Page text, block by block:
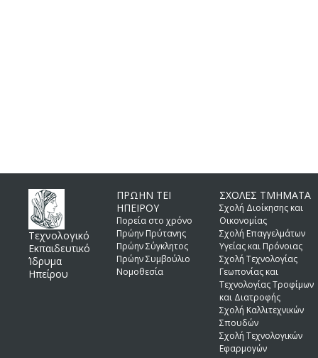
Τεχνολογικό
Εκπαιδευτικό
Ίδρυμα
Ηπείρου
ΠΡΩΗΝ ΤΕΙ
ΗΠΕΙΡΟΥ
Πορεία στο χρόνο
Πρώην Πρύτανης
Πρώην Σύγκλητος
Πρώην Συμβούλιο
Νομοθεσία
ΣΧΟΛΕΣ ΤΜΗΜΑΤΑ
Σχολή Διοίκησης και
Οικονομίας
Σχολή Επαγγελμάτων
Υγείας και Πρόνοιας
Σχολή Τεχνολογίας
Γεωπονίας και
Τεχνολογίας Τροφίμων
και Διατροφής
Σχολή Καλλιτεχνικών
Σπουδών
Σχολή Τεχνολογικών
Εφαρμογών